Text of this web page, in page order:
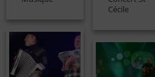
Cécile